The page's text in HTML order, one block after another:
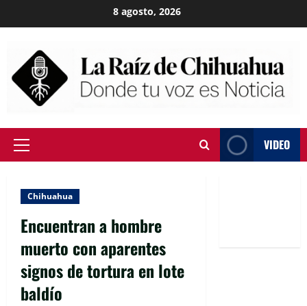
to
8 agosto, 2026
Primary
VIDEO
Chihuahua
Encuentran a hombre
muerto con aparentes
signos de tortura en lote
baldío